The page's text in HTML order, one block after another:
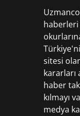
haberleri
sitesi
kararları
haber
kılmayı
medya